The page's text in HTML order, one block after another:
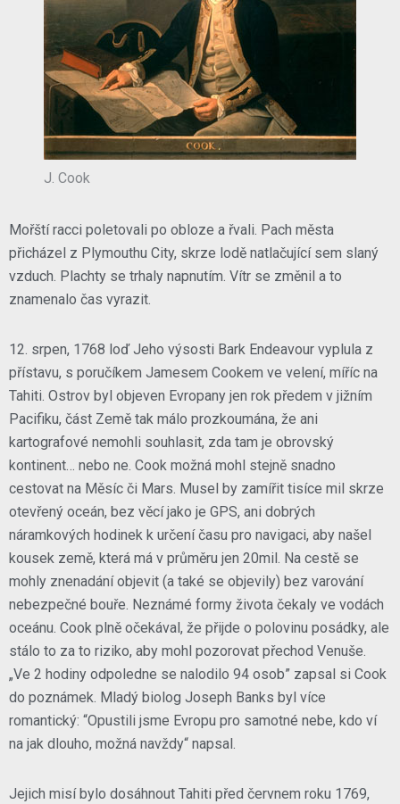
J. Cook
Mořští racci poletovali po obloze a řvali. Pach města
přicházel z Plymouthu City, skrze lodě natlačující sem slaný
vzduch. Plachty se trhaly napnutím. Vítr se změnil a to
znamenalo čas vyrazit.
12. srpen, 1768 loď Jeho výsosti Bark Endeavour vyplula z
přístavu, s poručíkem Jamesem Cookem ve velení, míříc na
Tahiti. Ostrov byl objeven Evropany jen rok předem v jižním
Pacifiku, část Země tak málo prozkoumána, že ani
kartografové nemohli souhlasit, zda tam je obrovský
kontinent… nebo ne. Cook možná mohl stejně snadno
cestovat na Měsíc či Mars. Musel by zamířit tisíce mil skrze
otevřený oceán, bez věcí jako je GPS, ani dobrých
náramkových hodinek k určení času pro navigaci, aby našel
kousek země, která má v průměru jen 20mil. Na cestě se
mohly znenadání objevit (a také se objevily) bez varování
nebezpečné bouře. Neznámé formy života čekaly ve vodách
oceánu. Cook plně očekával, že přijde o polovinu posádky, ale
stálo to za to riziko, aby mohl pozorovat přechod Venuše.
„Ve 2 hodiny odpoledne se nalodilo 94 osob” zapsal si Cook
do poznámek. Mladý biolog Joseph Banks byl více
romantický: “Opustili jsme Evropu pro samotné nebe, kdo ví
na jak dlouho, možná navždy“ napsal.
Jejich misí bylo dosáhnout Tahiti před červnem roku 1769,